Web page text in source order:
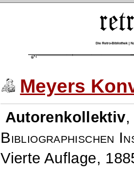
Die Retro-Bibliothek |
Meyers
Autorenkollektiv
Bibliographischen
Vierte Auflage,